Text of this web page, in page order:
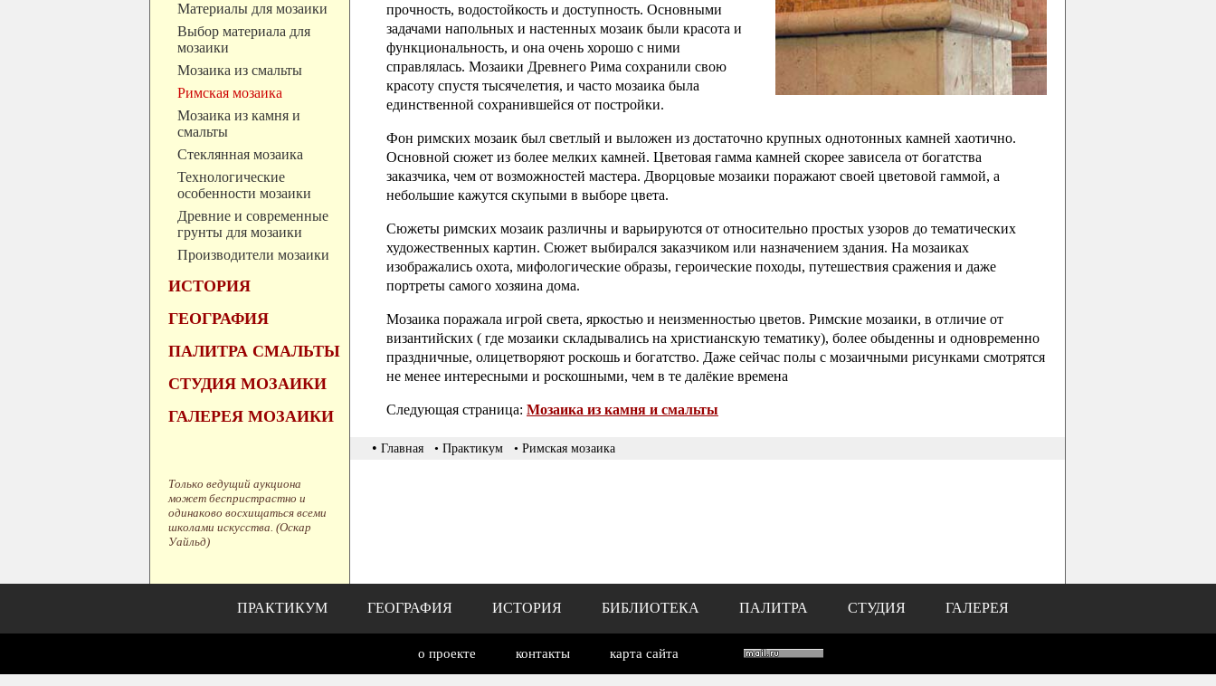
Материалы для мозаики
Выбор материала для
мозаики
Мозаика из смальты
Римская мозаика
Мозаика из камня и
смальты
Стеклянная мозаика
Технологические
особенности мозаики
Древние и современные
грунты для мозаики
Производители мозаики
ИСТОРИЯ
ГЕОГРАФИЯ
ПАЛИТРА СМАЛЬТЫ
СТУДИЯ МОЗАИКИ
ГАЛЕРЕЯ МОЗАИКИ
Только ведущий аукциона
может беспристрастно и
одинаково восхищаться всеми
школами искусства. (Оскар
Уайльд)
прочность, водостойкость и доступность. Основными
задачами напольных и настенных мозаик были красота и
функциональность, и она очень хорошо с ними
справлялась. Мозаики Древнего Рима сохранили свою
красоту спустя тысячелетия, и часто мозаика была
единственной сохранившейся от постройки.
Фон римских мозаик был светлый и выложен из достаточно крупных однотонных камней хаотично.
Основной сюжет из более мелких камней. Цветовая гамма камней скорее зависела от богатства
заказчика, чем от возможностей мастера. Дворцовые мозаики поражают своей цветовой гаммой, а
небольшие кажутся скупыми в выборе цвета.
Сюжеты римских мозаик различны и варьируются от относительно простых узоров до тематических
художественных картин. Сюжет выбирался заказчиком или назначением здания. На мозаиках
изображались охота, мифологические образы, героические походы, путешествия сражения и даже
портреты самого хозяина дома.
Мозаика поражала игрой света, яркостью и неизменностью цветов. Римские мозаики, в отличие от
византийских ( где мозаики складывались на христианскую тематику), более обыденны и одновременно
праздничные, олицетворяют роскошь и богатство. Даже сейчас полы с мозаичными рисунками смотрятся
не менее интересными и роскошными, чем в те далёкие времена
Следующая страница: Мозаика из камня и смальты
• Главная • Практикум • Римская мозаика
ПРАКТИКУМ ГЕОГРАФИЯ ИСТОРИЯ БИБЛИОТЕКА ПАЛИТРА СТУДИЯ ГАЛЕРЕЯ
о проекте контакты карта сайта